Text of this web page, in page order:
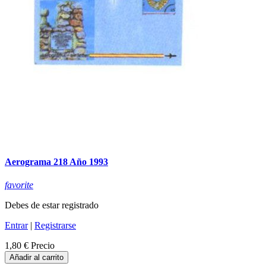
Aerograma 218 Año 1993
favorite
Debes de estar registrado
Entrar| Registrarse
1,80 € Precio
Añadir al carrito